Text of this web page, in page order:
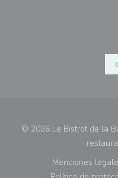
© 2026 Le Bistrot de la
Menciones